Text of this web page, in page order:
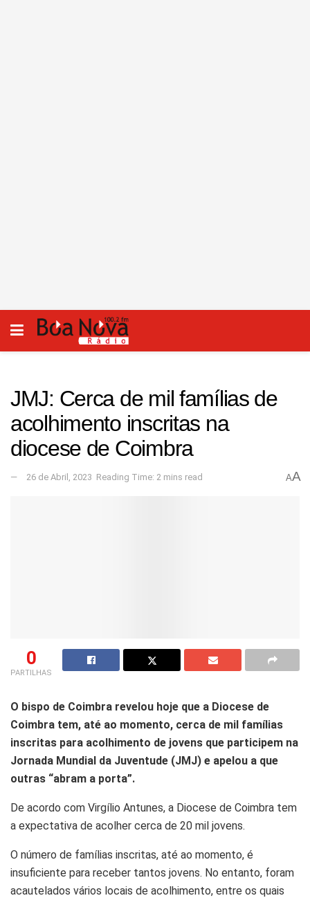
JMJ: Cerca de mil famílias de
acolhimento inscritas na
diocese de Coimbra
26 de Abril, 2023 Reading Time: 2 mins read AA
0
PARTILHAS
O bispo de Coimbra revelou hoje que a Diocese de
Coimbra tem, até ao momento, cerca de mil famílias
inscritas para acolhimento de jovens que participem na
Jornada Mundial da Juventude (JMJ) e apelou a que
outras “abram a porta”.
De acordo com Virgílio Antunes, a Diocese de Coimbra tem
a expectativa de acolher cerca de 20 mil jovens.
O número de famílias inscritas, até ao momento, é
insuficiente para receber tantos jovens. No entanto, foram
acautelados vários locais de acolhimento, entre os quais